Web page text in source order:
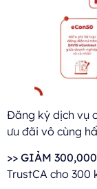
Đăng ký dịch vụ
ưu đãi vô cùng
>> GIẢM
TrustCA cho 300